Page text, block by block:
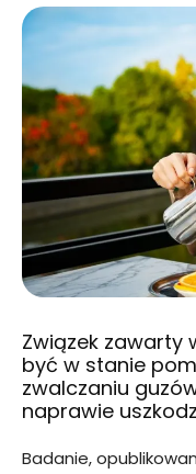
Związek zawarty
być w stanie
zwalczaniu
naprawie
Badanie,